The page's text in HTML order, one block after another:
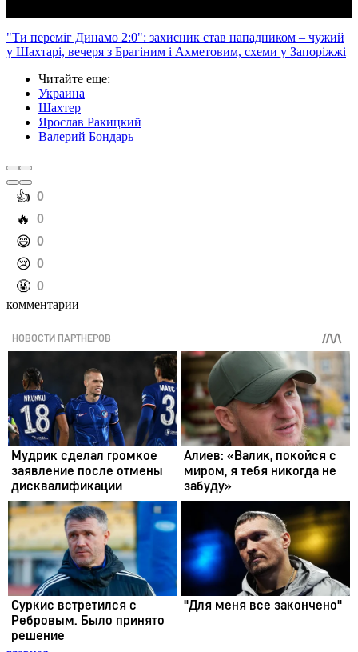
"Ти переміг Динамо 2:0": захисник став нападником – чужий
у Шахтарі, вечеря з Брагіним і Ахметовим, схеми у Запоріжжі
Читайте еще:
Украина
Шахтер
Ярослав Ракицкий
Валерий Бондарь
️👍 0
️🔥 0
️😄 0
️😢 0
️🤬 0
комментарии